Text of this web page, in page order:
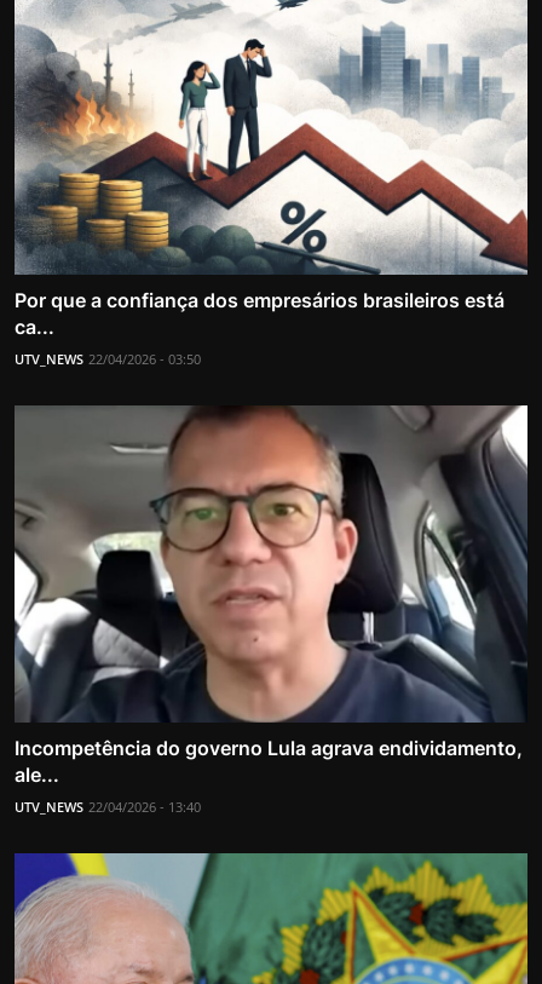
Por que a confiança dos empresários brasileiros está
ca...
UTV_NEWS 22/04/2026 - 03:50
Incompetência do governo Lula agrava endividamento,
ale...
UTV_NEWS 22/04/2026 - 13:40